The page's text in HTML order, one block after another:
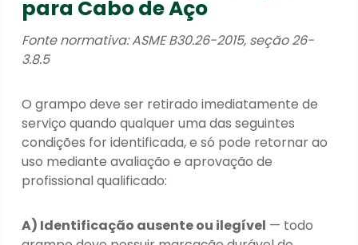
para Cabo de Aço
Fonte normativa: ASME B30.26-2015, seção 26-
3.8.5
O grampo deve ser retirado imediatamente de
serviço quando qualquer uma das seguintes
condições for identificada, e só pode retornar ao
uso mediante avaliação e aprovação de
profissional qualificado:
A) Identificação ausente ou ilegível — todo